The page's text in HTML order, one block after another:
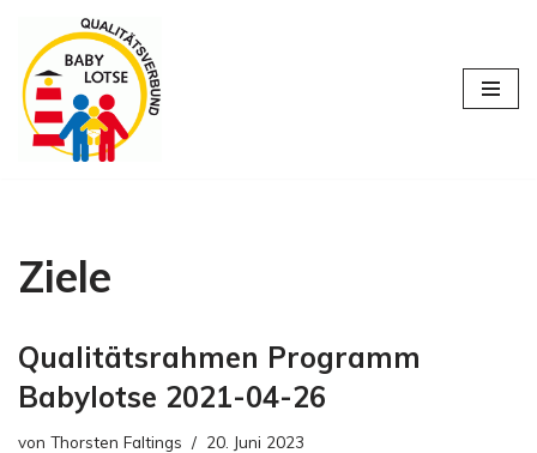
Zum
Inhalt
springen
Ziele
Qualitätsrahmen Programm
Babylotse 2021-04-26
von Thorsten Faltings 20. Juni 2023